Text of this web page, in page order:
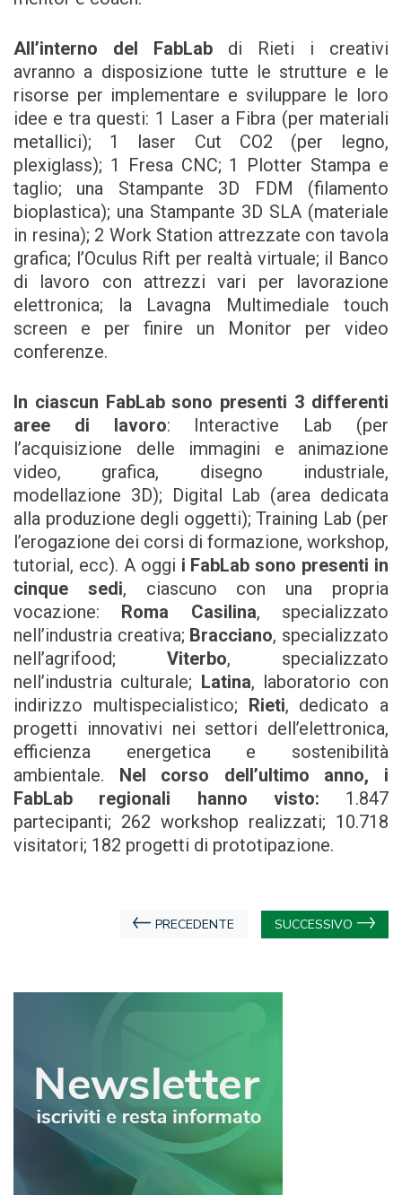
All’interno del FabLab di Rieti i creativi
avranno a disposizione tutte le strutture e le
risorse per implementare e sviluppare le loro
idee e tra questi: 1 Laser a Fibra (per materiali
metallici); 1 laser Cut CO2 (per legno,
plexiglass); 1 Fresa CNC; 1 Plotter Stampa e
taglio; una Stampante 3D FDM (filamento
bioplastica); una Stampante 3D SLA (materiale
in resina); 2 Work Station attrezzate con tavola
grafica; l’Oculus Rift per realtà virtuale; il Banco
di lavoro con attrezzi vari per lavorazione
elettronica; la Lavagna Multimediale touch
screen e per finire un Monitor per video
conferenze.
In ciascun FabLab sono presenti 3 differenti
aree di lavoro: Interactive Lab (per
l’acquisizione delle immagini e animazione
video, grafica, disegno industriale,
modellazione 3D); Digital Lab (area dedicata
alla produzione degli oggetti); Training Lab (per
l’erogazione dei corsi di formazione, workshop,
tutorial, ecc). A oggi i FabLab sono presenti in
cinque sedi, ciascuno con una propria
vocazione: Roma Casilina, specializzato
nell’industria creativa; Bracciano, specializzato
nell’agrifood; Viterbo, specializzato
nell’industria culturale; Latina, laboratorio con
indirizzo multispecialistico; Rieti, dedicato a
progetti innovativi nei settori dell’elettronica,
efficienza energetica e sostenibilità
ambientale. Nel corso dell’ultimo anno, i
FabLab regionali hanno visto: 1.847
partecipanti; 262 workshop realizzati; 10.718
visitatori; 182 progetti di prototipazione.
Navigazione
PRECEDENTE SUCCESSIVO